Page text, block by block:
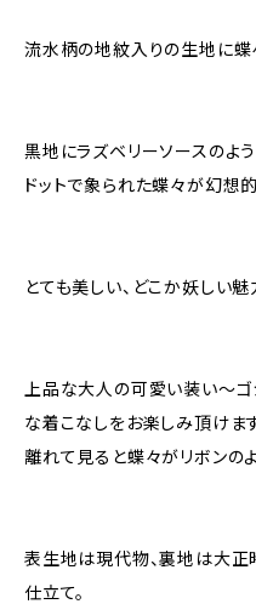
流水柄の地紋入りの生地に蝶
黒地にラズベリーソースのよ
ドットで象られた蝶々が幻想
とても美しい、どこか妖しい
上品な大人の可愛い装い〜ゴ
な着こなしをお楽しみ頂けま
離れて見ると蝶々がリボンのよ
表生地は現代物、裏地は大
仕立て。